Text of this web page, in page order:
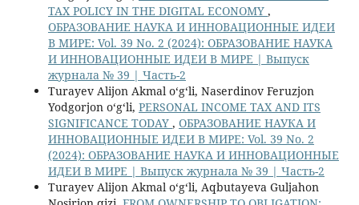
TAX POLICY IN THE DIGITAL ECONOMY ,
ОБРАЗОВАНИЕ НАУКА И ИННОВАЦИОННЫЕ ИДЕИ
В МИРЕ: Vol. 39 No. 2 (2024): ОБРАЗОВАНИЕ НАУКА
И ИННОВАЦИОННЫЕ ИДЕИ В МИРЕ | Выпуск
журнала № 39 | Часть-2
Turayev Alijon Akmal o‘g‘li, Naserdinov Feruzjon
Yodgorjon o‘g‘li, PERSONAL INCOME TAX AND ITS
SIGNIFICANCE TODAY , ОБРАЗОВАНИЕ НАУКА И
ИННОВАЦИОННЫЕ ИДЕИ В МИРЕ: Vol. 39 No. 2
(2024): ОБРАЗОВАНИЕ НАУКА И ИННОВАЦИОННЫЕ
ИДЕИ В МИРЕ | Выпуск журнала № 39 | Часть-2
Turayev Alijon Akmal o‘g‘li, Aqbutayeva Guljahon